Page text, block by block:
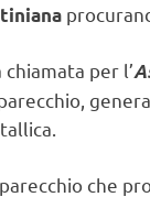
per l’
che